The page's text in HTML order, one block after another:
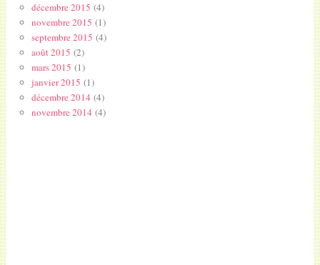
décembre 2015 (4)
novembre 2015 (1)
septembre 2015 (4)
août 2015 (2)
mars 2015 (1)
janvier 2015 (1)
décembre 2014(4)
novembre 2014(4)